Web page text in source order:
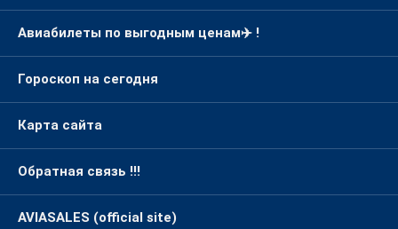
Авиабилеты по выгодным ценам✈️ !
Гороскоп на сегодня
Карта сайта
Обратная связь !!!
AVIASALES (official site)